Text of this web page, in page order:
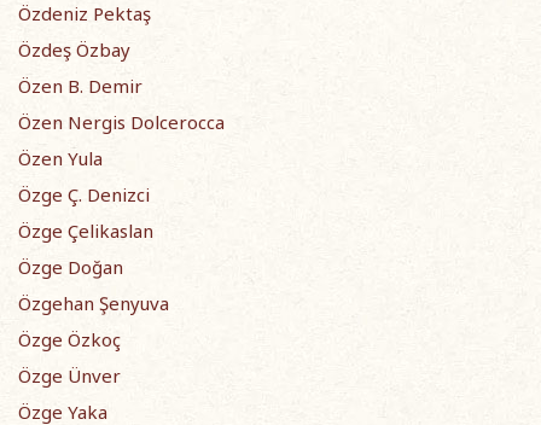
Özdeniz Pektaş
Özdeş Özbay
Özen B. Demir
Özen Nergis Dolcerocca
Özen Yula
Özge Ç. Denizci
Özge Çelikaslan
Özge Doğan
Özgehan Şenyuva
Özge Özkoç
Özge Ünver
Özge Yaka